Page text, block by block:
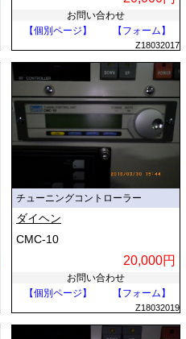
お問い合わせ
【個別ページ】
【フォーム】
Z18032017
チューニングコントローラー
ダイヘン
CMC-10
20,000円
お問い合わせ
【個別ページ】
【フォーム】
Z18032019